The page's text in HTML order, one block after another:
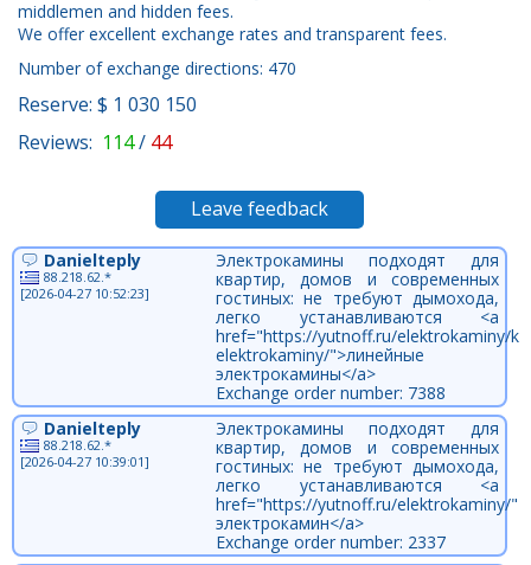
middlemen and hidden fees.
We offer excellent exchange rates and transparent fees.
Number of exchange directions: 470
Reserve: $ 1 030 150
Reviews: 114/ 44
Leave feedback
Danielteply
88.218.62.*
[2026-04-27 10:52:23]
Электрокамины подходят для
квартир, домов и современных
гостиных: не требуют дымохода,
легко устанавливаются <a
href="https://yutnoff.ru/elektrokaminy/
elektrokaminy/">линейные
электрокамины</a>
Exchange order number: 7388
Danielteply
88.218.62.*
[2026-04-27 10:39:01]
Электрокамины подходят для
квартир, домов и современных
гостиных: не требуют дымохода,
легко устанавливаются <a
href="https://yutnoff.ru/elektrokaminy/
электрокамин</a>
Exchange order number: 2337